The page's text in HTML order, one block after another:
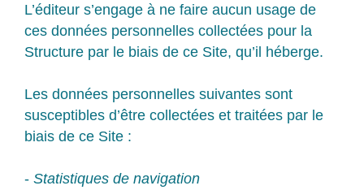
L’éditeur s’engage à ne faire aucun usage de
ces données personnelles collectées pour la
Structure par le biais de ce Site, qu’il héberge.
Les données personnelles suivantes sont
susceptibles d’être collectées et traitées par le
biais de ce Site :
- Statistiques de navigation